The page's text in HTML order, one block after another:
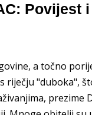
Povijest
a točno
riječju "duboka",
prezime